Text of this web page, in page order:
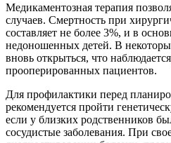
Медикаментозная терапия
случаев. Смертность при
составляет не более 3%, и в
недоношенных детей. В
вновь открыться, что
прооперированных пациентов.
Для профилактики перед
рекомендуется пройти
если у близких родственников
сосудистые заболевания. При